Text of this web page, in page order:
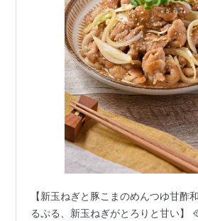
【新玉ねぎと豚こまのめんつゆ甘酢
るぷる、新玉ねぎがとろりと甘い】